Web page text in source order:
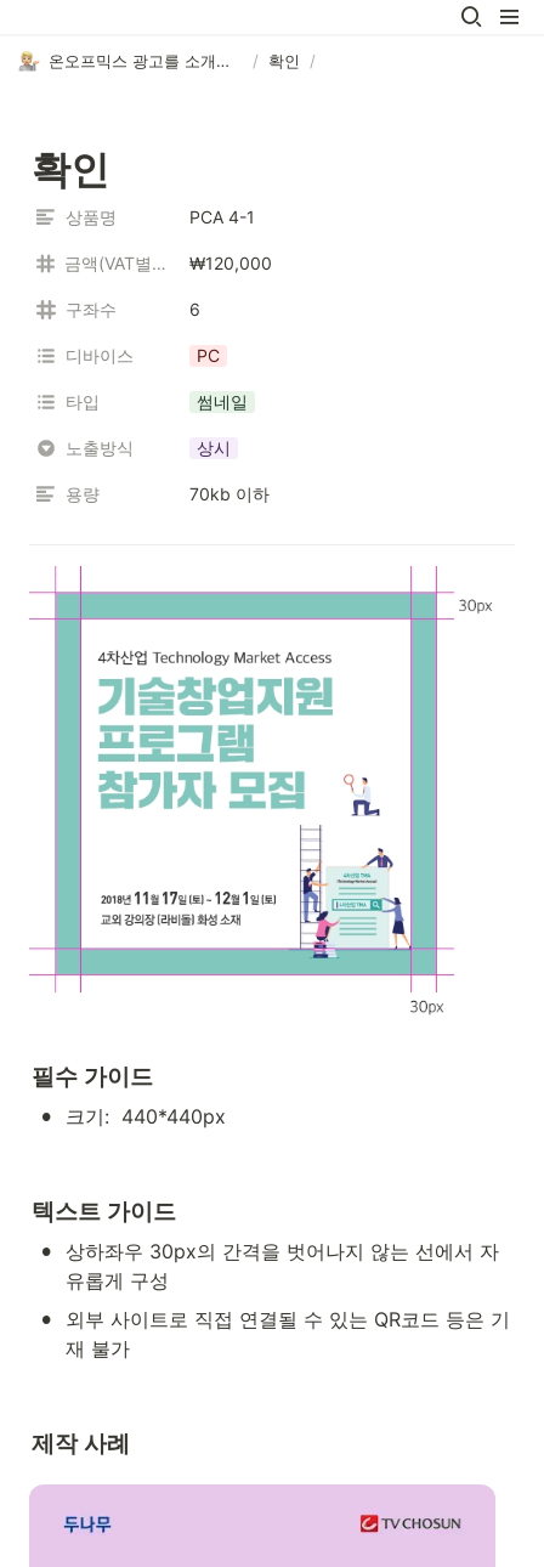
온오프믹스 광고를 소개합니다. / 확인 /
확인
상품명 PCA 4-1
금액(VAT별도) ₩120,000
구좌수 6
디바이스 PC
타입 썸네일
노출방식 상시
용량 70kb 이하
필수 가이드
• 크기:  440*440px
텍스트 가이드
•
상하좌우 30px의 간격을 벗어나지 않는 선에서 자
유롭게 구성
•
외부 사이트로 직접 연결될 수 있는 QR코드 등은 기
재 불가
제작 사례